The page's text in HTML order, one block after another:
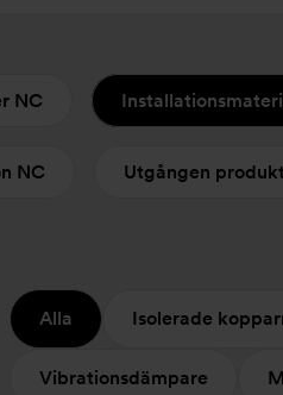
NC
NC Utgången produkt
Alla Isolerade
Vibrationsdämpare